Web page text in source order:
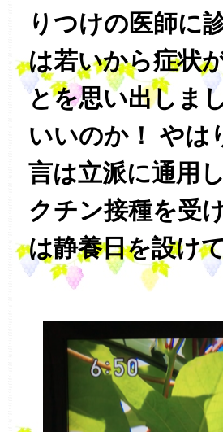
りつけの医師に
は若いから症状
とを思い出しま
いいのか！ やは
言は立派に通用
クチン接種を受
は静養日を設け